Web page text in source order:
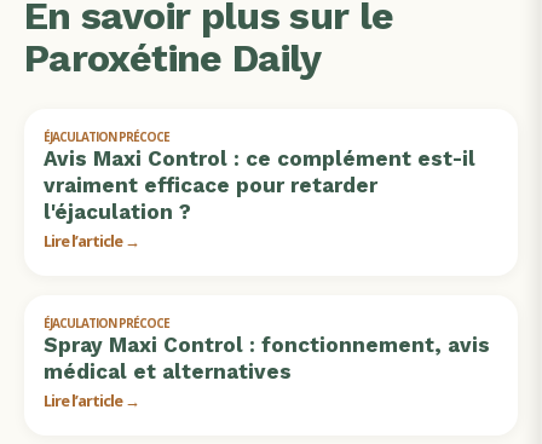
En savoir plus sur le
Paroxétine Daily
ÉJACULATION PRÉCOCE
Avis Maxi Control : ce complément est-il
vraiment efficace pour retarder
l'éjaculation ?
Lire l’article →
ÉJACULATION PRÉCOCE
Spray Maxi Control : fonctionnement, avis
médical et alternatives
Lire l’article →